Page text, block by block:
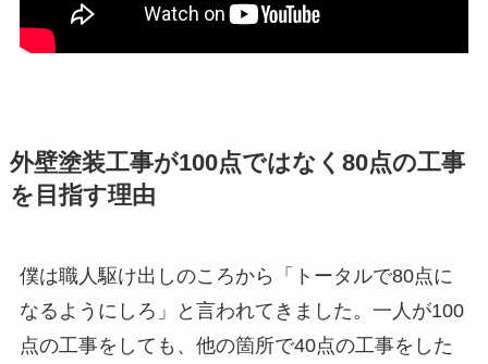
外壁塗装工事が100点ではなく80点の工事
を目指す理由
僕は職人駆け出しのころから「トータルで80点に
なるようにしろ」と言われてきました。一人が100
点の工事をしても、他の箇所で40点の工事をした